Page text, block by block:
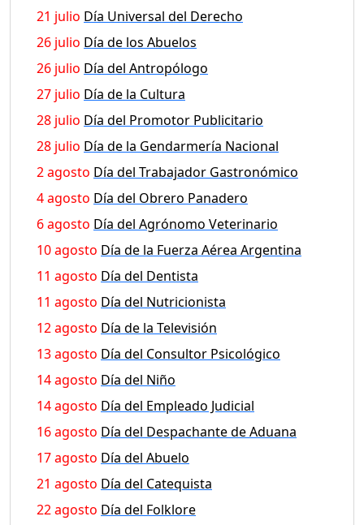
21 julio Día Universal del Derecho
26 julio Día de los Abuelos
26 julio Día del Antropólogo
27 julio Día de la Cultura
28 julio Día del Promotor Publicitario
28 julio Día de la Gendarmería Nacional
2 agosto Día del Trabajador Gastronómico
4 agosto Día del Obrero Panadero
6 agosto Día del Agrónomo Veterinario
10 agosto Día de la Fuerza Aérea Argentina
11 agosto Día del Dentista
11 agosto Día del Nutricionista
12 agosto Día de la Televisión
13 agosto Día del Consultor Psicológico
14 agosto Día del Niño
14 agosto Día del Empleado Judicial
16 agosto Día del Despachante de Aduana
17 agosto Día del Abuelo
21 agosto Día del Catequista
22 agosto Día del Folklore